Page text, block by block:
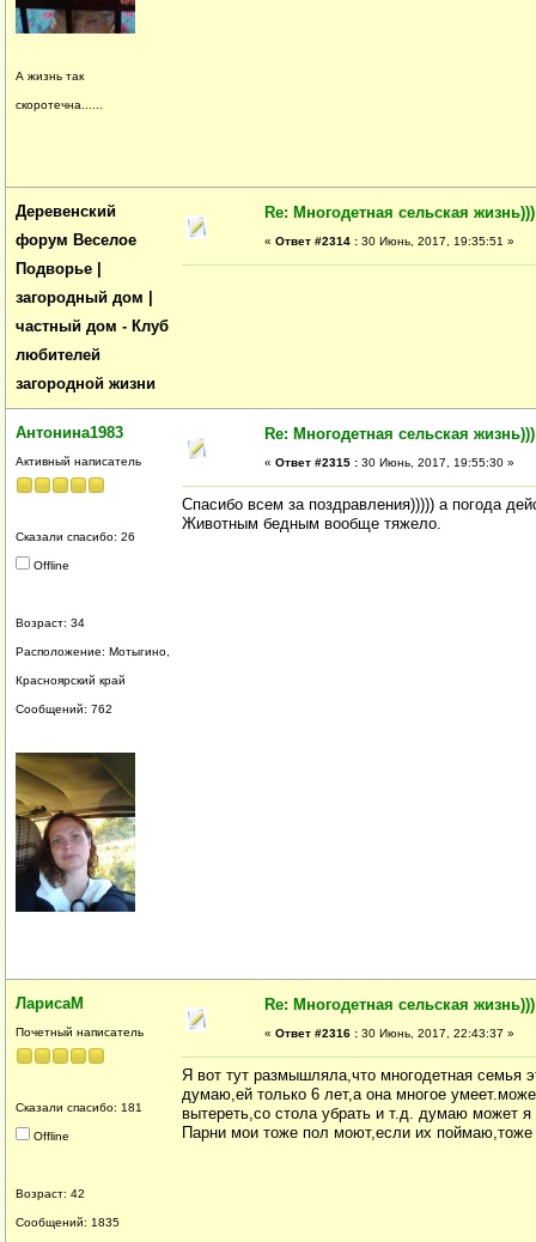
А жизнь так
скоротечна......
Деревенский
форум Веселое
Подворье |
загородный дом |
частный дом - Клуб
любителей
загородной жизни
Re: Многодетная сельская жизнь)))
« Ответ #2314 : 30 Июнь, 2017, 19:35:51 »
Антонина1983
Активный написатель
Сказали спасибо: 26
Offline
Возраст: 34
Расположение: Мотыгино,
Красноярский край
Сообщений: 762
Re: Многодетная сельская жизнь)))
« Ответ #2315 : 30 Июнь, 2017, 19:55:30 »
Спасибо всем за поздравления))))) а погода
Животным бедным вообще тяжело.
ЛарисаМ
Почетный написатель
Сказали спасибо: 181
Offline
Возраст: 42
Сообщений: 1835
Re: Многодетная сельская жизнь)))
« Ответ #2316 : 30 Июнь, 2017, 22:43:37 »
Я вот тут размышляла,что многодетная семья
думаю,ей только 6 лет,а она многое
вытереть,со стола убрать и т.д. думаю может
Парни мои тоже пол моют,если их поймаю,тоже